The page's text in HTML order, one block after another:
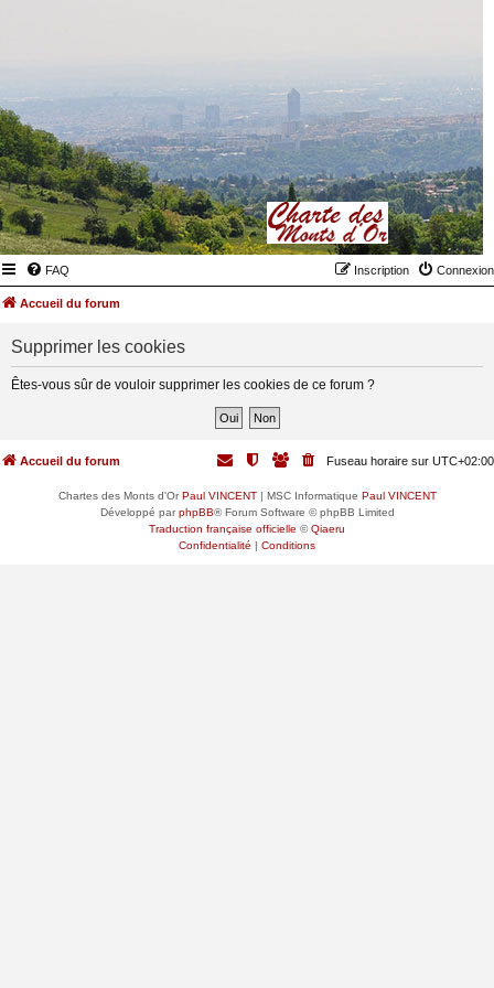
FAQ Connexion
Inscription
Accueil du forum
Supprimer les cookies
Êtes-vous sûr de vouloir supprimer les cookies de ce forum ?
Accueil du forum Fuseau horaire sur UTC+02:00
Chartes des Monts d'OrPaul VINCENT| MSC Informatique Paul VINCENT
Développé parphpBB® Forum Software © phpBB Limited
Traduction française officielle ©Qiaeru
Confidentialité | Conditions